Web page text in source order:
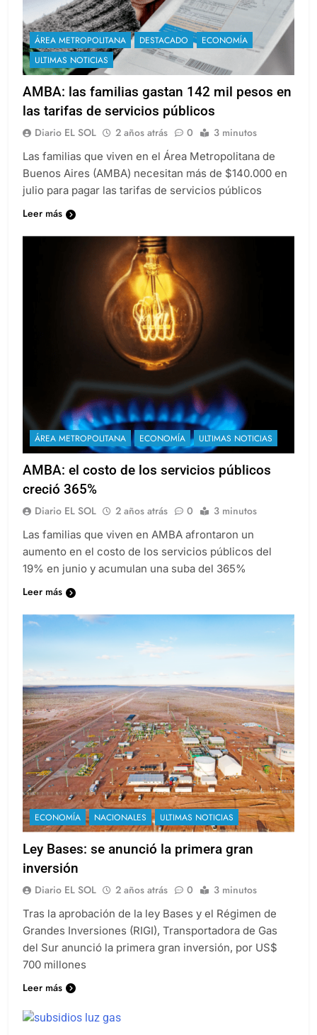
ÁREA METROPOLITANA DESTACADO
ECONOMÍA
ULTIMAS NOTICIAS
AMBA: las familias gastan 142 mil pesos en
las tarifas de servicios públicos
Diario EL SOL 2 años atrás 0 3 minutos
Las familias que viven en el Área Metropolitana de
Buenos Aires (AMBA) necesitan más de $140.000 en
julio para pagar las tarifas de servicios públicos
Leer más
ÁREA METROPOLITANA ECONOMÍA ULTIMAS NOTICIAS
AMBA: el costo de los servicios públicos
creció 365%
Diario EL SOL 2 años atrás 0 3 minutos
Las familias que viven en AMBA afrontaron un
aumento en el costo de los servicios públicos del
19% en junio y acumulan una suba del 365%
Leer más
ECONOMÍA NACIONALES ULTIMAS NOTICIAS
Ley Bases: se anunció la primera gran
inversión
Diario EL SOL 2 años atrás 0 3 minutos
Tras la aprobación de la ley Bases y el Régimen de
Grandes Inversiones (RIGI), Transportadora de Gas
del Sur anunció la primera gran inversión, por US$
700 millones
Leer más